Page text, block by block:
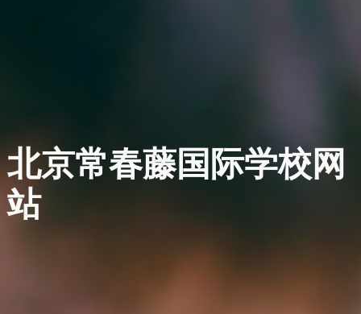
北京常春藤国际学校网
站